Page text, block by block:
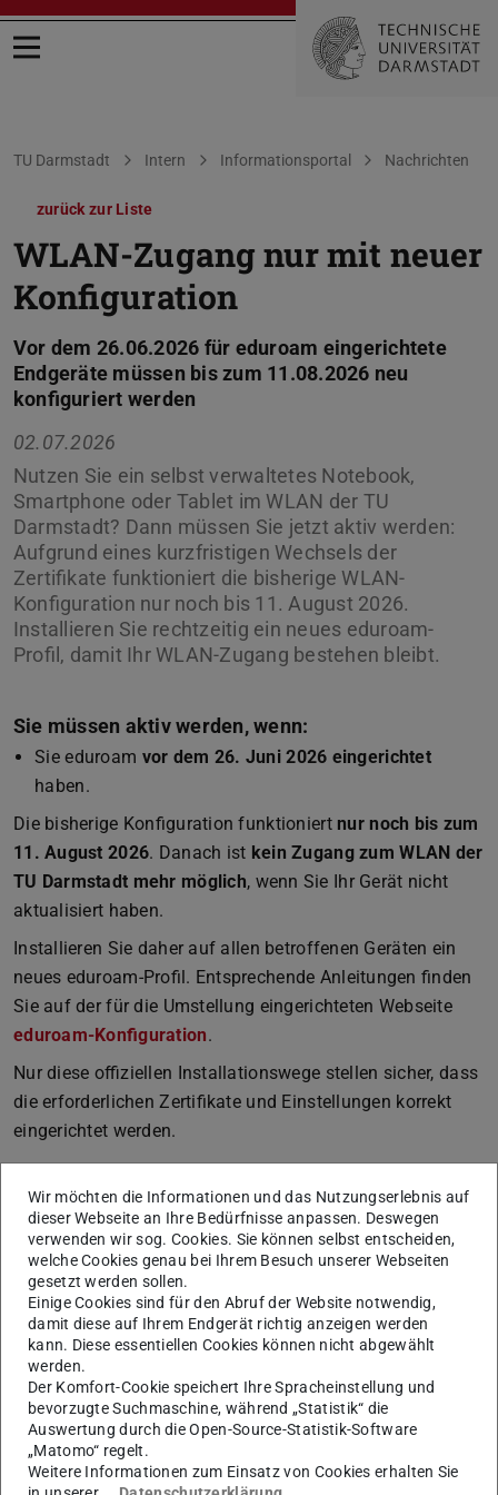
Menü öffnen
Sie befinden sich hier:
TU Darmstadt Intern Informationsportal Nachrichten
zurück zur Liste
WLAN-Zugang nur mit neuer
Konfiguration
Vor dem 26.06.2026 für eduroam eingerichtete
Endgeräte müssen bis zum 11.08.2026 neu
konfiguriert werden
02.07.2026
Nutzen Sie ein selbst verwaltetes Notebook,
Smartphone oder Tablet im WLAN der TU
Darmstadt? Dann müssen Sie jetzt aktiv werden:
Aufgrund eines kurzfristigen Wechsels der
Zertifikate funktioniert die bisherige WLAN-
Konfiguration nur noch bis 11. August 2026.
Installieren Sie rechtzeitig ein neues eduroam-
Profil, damit Ihr WLAN-Zugang bestehen bleibt.
Sie müssen aktiv werden, wenn:
Sie eduroam vor dem 26. Juni 2026 eingerichtet
haben.
Die bisherige Konfiguration funktioniert nur noch bis zum
11. August 2026. Danach ist kein Zugang zum WLAN der
TU Darmstadt mehr möglich, wenn Sie Ihr Gerät nicht
aktualisiert haben.
Installieren Sie daher auf allen betroffenen Geräten ein
neues eduroam-Profil. Entsprechende Anleitungen finden
Sie auf der für die Umstellung eingerichteten Webseite
eduroam-Konfiguration.
Nur diese offiziellen Installationswege stellen sicher, dass
die erforderlichen Zertifikate und Einstellungen korrekt
eingerichtet werden.
Wichtiger Hinweis(ergänzt am 10.07.2026):
Auch Nutzende von HRZ-gemanagten Rechnern müssen
die Aktualisierung selbst durchführen.Entgegen der
ursprünglichen Annahme erfolgt die Aktualisierung der
eduroam-Konfiguration nicht automatisch. Bitte starten Sie
die Installation des neuen eduroam CAT-Pakets bis zum
11. August 2026 über das Softwaredepot. Eine Anleitung
finden Sie in der News
eduroam auf HRZ-gemanagten
Rechnern bis 11. August aktualisieren.
Wir möchten die Informationen und das Nutzungserlebnis auf
dieser Webseite an Ihre Bedürfnisse anpassen. Deswegen
verwenden wir sog. Cookies. Sie können selbst entscheiden,
welche Cookies genau bei Ihrem Besuch unserer Webseiten
gesetzt werden sollen.
Einige Cookies sind für den Abruf der Website notwendig,
damit diese auf Ihrem Endgerät richtig anzeigen werden
kann. Diese essentiellen Cookies können nicht abgewählt
werden.
Der Komfort-Cookie speichert Ihre Spracheinstellung und
bevorzugte Suchmaschine, während „Statistik“ die
Auswertung durch die Open-Source-Statistik-Software
„Matomo“ regelt.
Weitere Informationen zum Einsatz von Cookies erhalten Sie